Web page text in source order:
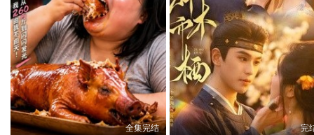
全集完结 完